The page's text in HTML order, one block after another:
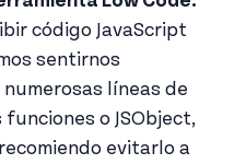
código JavaScript
sentirnos
líneas de
o JSObject,
evitarlo a